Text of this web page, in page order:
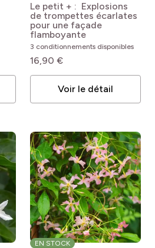
(3)
Galen Campsis radicans
x grandiflora Madame
Galen
Le petit + : Explosions
de trompettes écarlates
pour une façade
flamboyante
3 conditionnements disponibles
16,90 €
Voir le détail
EN STOCK